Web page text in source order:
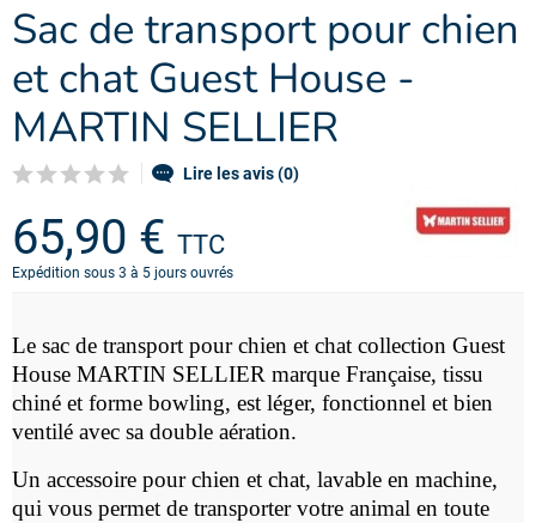
Sac de transport pour chien
et chat Guest House -
MARTIN SELLIER
Lire les avis (0)
65,90 € TTC
Expédition sous 3 à 5 jours ouvrés
Le sac de transport pour chien et chat collection Guest
House MARTIN SELLIER marque Française, tissu
chiné et forme bowling, est léger, fonctionnel et bien
ventilé avec sa double aération.
Un accessoire pour chien et chat, lavable en machine,
qui vous permet de transporter votre animal en toute